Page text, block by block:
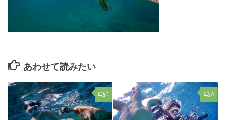
あわせて読みたい
0 0